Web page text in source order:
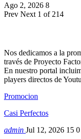
Ago 2, 2026 8
Prev Next 1 of 214
Nos dedicamos a la
través de Proyecto
En nuestro portal
players directos de
Promocion
Casi Perfectos
admin Jul 12, 2026 15 0